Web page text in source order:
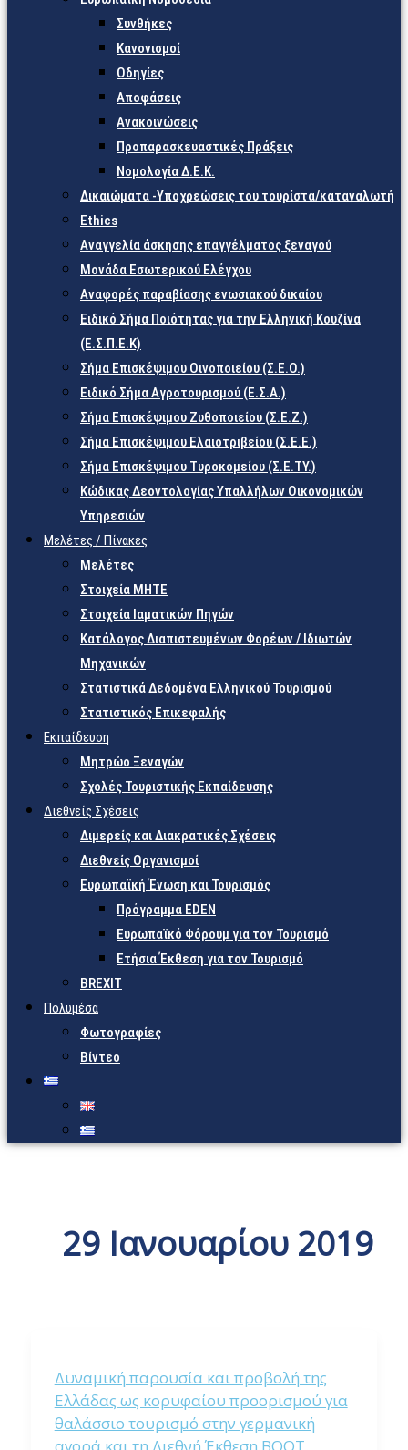
Συνθήκες
Κανονισμοί
Οδηγίες
Αποφάσεις
Ανακοινώσεις
Προπαρασκευαστικές Πράξεις
Νομολογία Δ.Ε.Κ.
Δικαιώματα -Υποχρεώσεις του τουρίστα/καταναλωτή
Ethics
Αναγγελία άσκησης επαγγέλματος ξεναγού
Μονάδα Εσωτερικού Ελέγχου
Αναφορές παραβίασης ενωσιακού δικαίου
Ειδικό Σήμα Ποιότητας για την Ελληνική Κουζίνα
(Ε.Σ.Π.Ε.Κ)
Σήμα Επισκέψιμου Οινοποιείου (Σ.Ε.Ο.)
Ειδικό Σήμα Αγροτουρισμού (Ε.Σ.Α.)
Σήμα Επισκέψιμου Ζυθοποιείου (Σ.Ε.Ζ.)
Σήμα Επισκέψιμου Ελαιοτριβείου (Σ.Ε.Ε.)
Σήμα Επισκέψιμου Τυροκομείου (Σ.Ε.TY.)
Κώδικας Δεοντολογίας Υπαλλήλων Οικονομικών
Υπηρεσιών
Μελέτες / Πίνακες
Μελέτες
Στοιχεία ΜΗΤΕ
Στοιχεία Ιαματικών Πηγών
Κατάλογος Διαπιστευμένων Φορέων / Ιδιωτών
Μηχανικών
Στατιστικά Δεδομένα Ελληνικού Τουρισμού
Στατιστικός Επικεφαλής
Εκπαίδευση
Μητρώο Ξεναγών
Σχολές Τουριστικής Εκπαίδευσης
Διεθνείς Σχέσεις
Διμερείς και Διακρατικές Σχέσεις
Διεθνείς Οργανισμοί
Ευρωπαϊκή Ένωση και Τουρισμός
Πρόγραμμα EDEN
Ευρωπαϊκό Φόρουμ για τον Τουρισμό
Ετήσια Έκθεση για τον Τουρισμό
BREXIT
Πολυμέσα
Φωτογραφίες
Βίντεο
29 Ιανουαρίου 2019
Δυναμική παρουσία και προβολή της
Ελλάδας ως κορυφαίου προορισμού για
θαλάσσιο τουρισμό στην γερμανική